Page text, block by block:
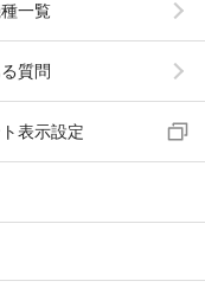
一覧
質問
表示設定